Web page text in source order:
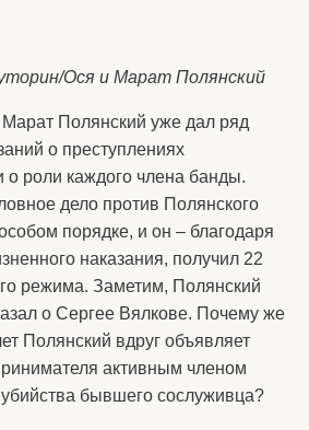
Ося и Марат Полянский
Марат Полянский уже дал ряд
о преступлениях
роли каждого члена банды.
дело против Полянского
порядке, и он – благодаря
наказания, получил 22
режима. Заметим, Полянский
о Сергее Вялкове. Почему же
Полянский вдруг объявляет
активным членом
бывшего сослуживца?